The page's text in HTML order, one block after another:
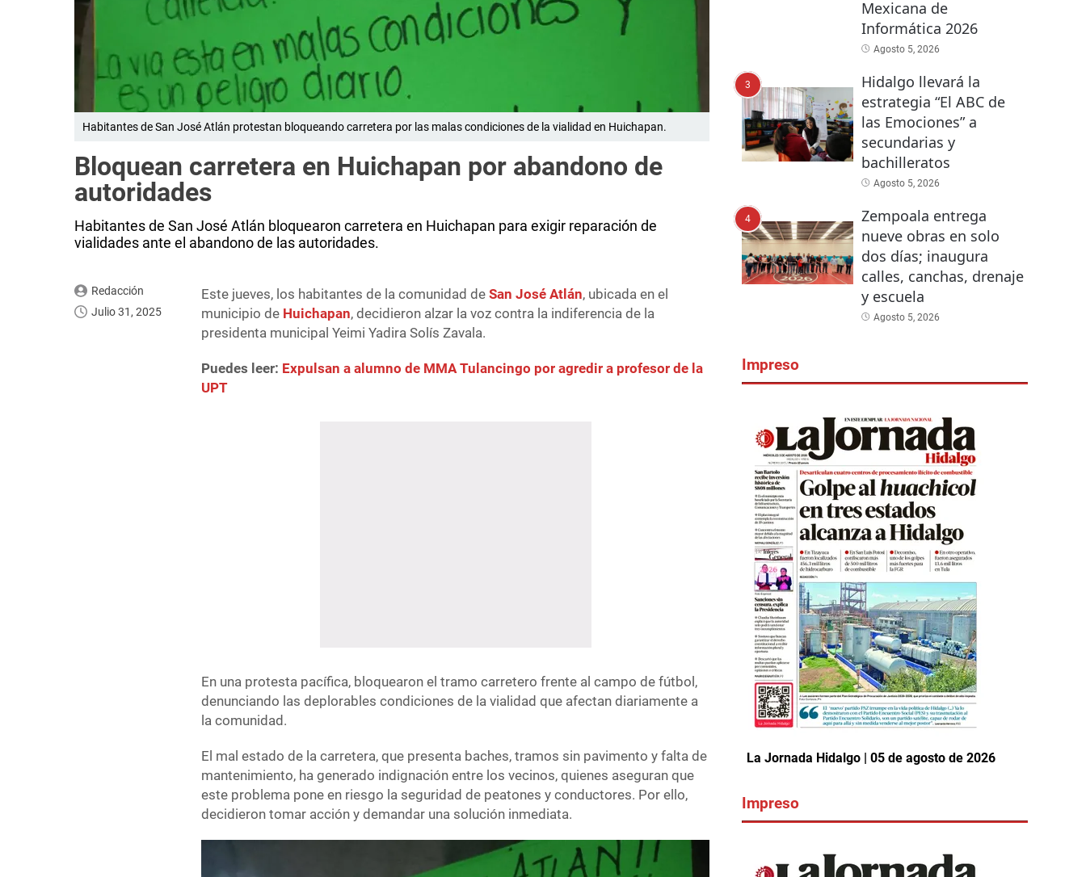
Habitantes de San José Atlán protestan bloqueando carretera por las malas condiciones de la vialidad en Huichapan.
Bloquean carretera en Huichapan por abandono de
autoridades
Habitantes de San José Atlán bloquearon carretera en Huichapan para exigir reparación de
vialidades ante el abandono de las autoridades.
Redacción
Julio 31, 2025
Este jueves, los habitantes de la comunidad deSan José Atlán, ubicada en el
municipio de Huichapan, decidieron alzar la voz contra la indiferencia de la
presidenta municipal Yeimi Yadira Solís Zavala.
Puedes leer: Expulsan a alumno de MMA Tulancingo por agredir a profesor de la
UPT
En una protesta pacífica, bloquearon el tramo carretero frente al campo de fútbol,
denunciando las deplorables condiciones de la vialidad que afectan diariamente a
la comunidad.
El mal estado de la carretera, que presenta baches, tramos sin pavimento y falta de
mantenimiento, ha generado indignación entre los vecinos, quienes aseguran que
este problema pone en riesgo la seguridad de peatones y conductores. Por ello,
decidieron tomar acción y demandar una solución inmediata.
Mexicana de
Informática 2026
Agosto 5, 2026
3
Hidalgo llevará la
estrategia “El ABC de
las Emociones” a
secundarias y
bachilleratos
Agosto 5, 2026
4
Zempoala entrega
nueve obras en solo
dos días; inaugura
calles, canchas, drenaje
y escuela
Agosto 5, 2026
Impreso
La Jornada Hidalgo | 05 de agosto de 2026
Impreso